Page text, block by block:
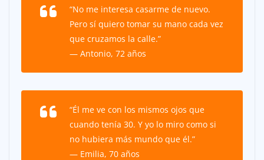
“No me interesa casarme de nuevo.
Pero sí quiero tomar su mano cada vez
que cruzamos la calle.”
— Antonio, 72 años
“Él me ve con los mismos ojos que
cuando tenía 30. Y yo lo miro como si
no hubiera más mundo que él.”
— Emilia, 70 años